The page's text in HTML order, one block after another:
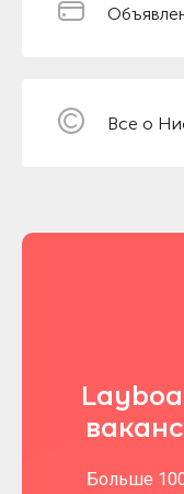
Все о
Больше